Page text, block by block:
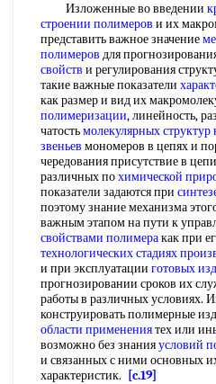
Изложенные во введении
строении полимеров и их
представить важное значение
полимеров для
свойств и регулирования
такие важные показатели
как размер и вид их
полимеризации, линейность,
чатостьмолекулярных структур
звеньев мономеров в цепях и
чередования присутствие в
различных похимической
показатели задаются при
поэтому знание механизма
важным этапом на пути к
свойствами полимеракак при
технологических стадиях
и при эксплуатации готовых
прогнозировании сроков их
работы в различных условиях.
конструировать полимерные
области применениятех или
возможно без знанияусловий
и связанных с ними основных
характеристик.
[c.19]